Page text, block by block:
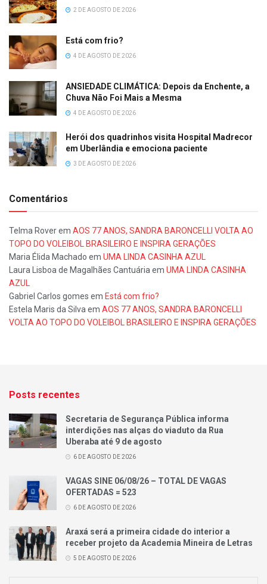
2 DE AGOSTO DE 2026
Está com frio?
4 DE AGOSTO DE 2026
ANSIEDADE CLIMÁTICA: Depois da Enchente, a
Chuva Não Foi Mais a Mesma
4 DE AGOSTO DE 2026
Herói dos quadrinhos visita Hospital Madrecor
em Uberlândia e emociona paciente
3 DE AGOSTO DE 2026
Comentários
Telma Roverem AOS 77 ANOS, SANDRA BARONCELLI VOLTA AO
TOPO DO VOLEIBOL BRASILEIRO E INSPIRA GERAÇÕES
Maria Élida Machado em UMA LINDA CASINHA AZUL
Laura Lisboa de Magalhães Cantuáriaem UMA LINDA CASINHA
AZUL
Gabriel Carlos gomes em Está com frio?
Estela Maris da Silvaem AOS 77 ANOS, SANDRA BARONCELLI
VOLTA AO TOPO DO VOLEIBOL BRASILEIRO E INSPIRA GERAÇÕES
Posts recentes
Secretaria de Segurança Pública informa
interdições nas alças do viaduto da Rua
Uberaba até 9 de agosto
6 DE AGOSTO DE 2026
VAGAS SINE 06/08/26 – TOTAL DE VAGAS
OFERTADAS = 523
6 DE AGOSTO DE 2026
Araxá será a primeira cidade do interior a
receber projeto da Academia Mineira de Letras
5 DE AGOSTO DE 2026